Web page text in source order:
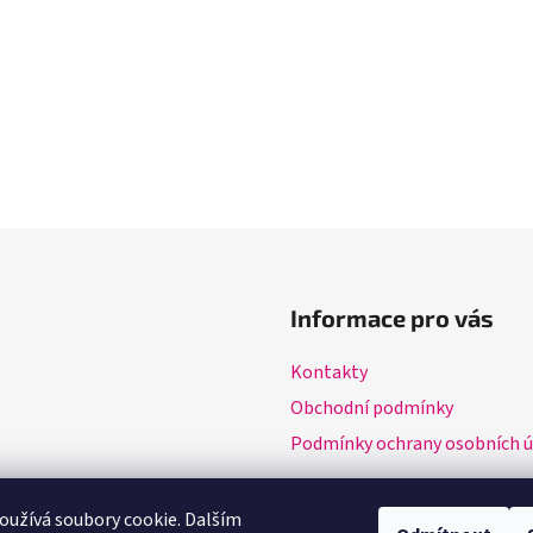
soubory cookie. Dalším
Informace pro vás
Kontakty
Obchodní podmínky
Podmínky ochrany osobních